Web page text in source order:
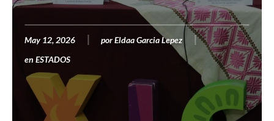
May 12, 2026 porEldaa Garcia Lepez
en ESTADOS